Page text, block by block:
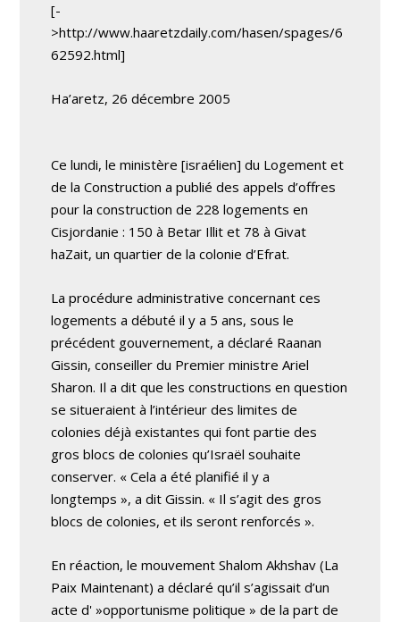
[-
>http://www.haaretzdaily.com/hasen/spages/6
62592.html]
Ha’aretz, 26 décembre 2005
Ce lundi, le ministère [israélien] du Logement et
de la Construction a publié des appels d’offres
pour la construction de 228 logements en
Cisjordanie : 150 à Betar Illit et 78 à Givat
haZait, un quartier de la colonie d’Efrat.
La procédure administrative concernant ces
logements a débuté il y a 5 ans, sous le
précédent gouvernement, a déclaré Raanan
Gissin, conseiller du Premier ministre Ariel
Sharon. Il a dit que les constructions en question
se situeraient à l’intérieur des limites de
colonies déjà existantes qui font partie des
gros blocs de colonies qu’Israël souhaite
conserver. « Cela a été planifié il y a
longtemps », a dit Gissin. « Il s’agit des gros
blocs de colonies, et ils seront renforcés ».
En réaction, le mouvement Shalom Akhshav (La
Paix Maintenant) a déclaré qu’il s’agissait d’un
acte d' »opportunisme politique » de la part de